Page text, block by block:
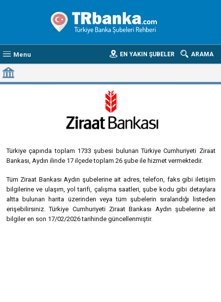
Menu ARAMA
EN YAKIN ŞUBELER
TÜRKIYE CUMHURIYETI ZIRAAT BANKASI AYDIN BANKA ŞUBELERI
Türkiye çapında toplam 1733 şubesi bulunan Türkiye Cumhuriyeti Ziraat
Bankası, Aydın ilinde 17 ilçede toplam 26 şube ile hizmet vermektedir.
Tüm Ziraat Bankası Aydın şubelerine ait adres, telefon, faks gibi iletişim
bilgilerine ve ulaşım, yol tarifi, çalışma saatleri, şube kodu gibi detaylara
altta bulunan harita üzerinden veya tüm şubelerin sıralandığı listeden
erişebilirsiniz. Türkiye Cumhuriyeti Ziraat Bankası Aydın şubelerine ait
bilgiler en son 17/02/2026 tarihinde güncellenmiştir.